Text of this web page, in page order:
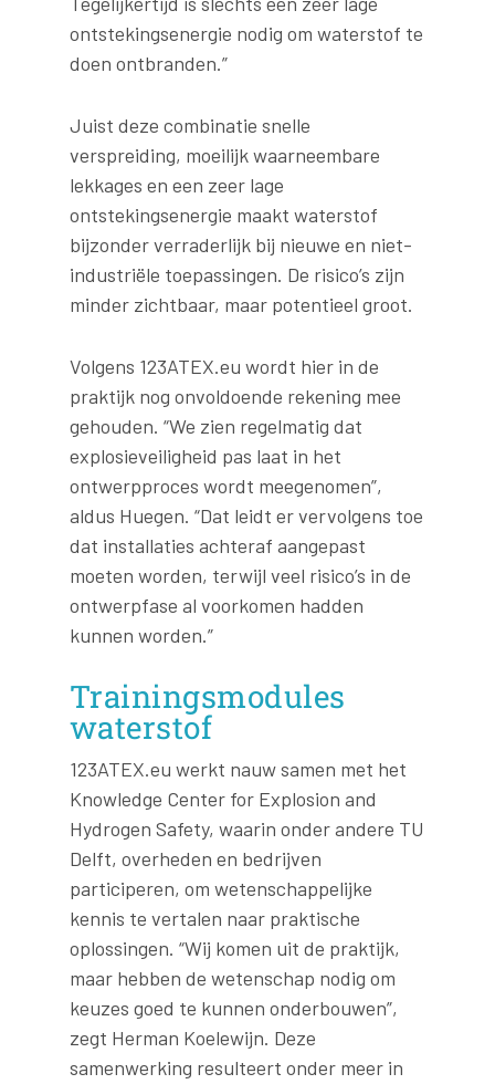
ontstekingsenergie nodig om waterstof te
doen ontbranden.”
Juist deze combinatie snelle
verspreiding, moeilijk waarneembare
lekkages en een zeer lage
ontstekingsenergie maakt waterstof
bijzonder verraderlijk bij nieuwe en niet-
industriële toepassingen. De risico’s zijn
minder zichtbaar, maar potentieel groot.
Volgens 123ATEX.eu wordt hier in de
praktijk nog onvoldoende rekening mee
gehouden. “We zien regelmatig dat
explosieveiligheid pas laat in het
ontwerpproces wordt meegenomen”,
aldus Huegen. “Dat leidt er vervolgens toe
dat installaties achteraf aangepast
moeten worden, terwijl veel risico’s in de
ontwerpfase al voorkomen hadden
kunnen worden.”
Trainingsmodules
waterstof
123ATEX.eu werkt nauw samen met het
Knowledge Center for Explosion and
Hydrogen Safety, waarin onder andere TU
Delft, overheden en bedrijven
participeren, om wetenschappelijke
kennis te vertalen naar praktische
oplossingen. “Wij komen uit de praktijk,
maar hebben de wetenschap nodig om
keuzes goed te kunnen onderbouwen”,
zegt Herman Koelewijn. Deze
samenwerking resulteert onder meer in